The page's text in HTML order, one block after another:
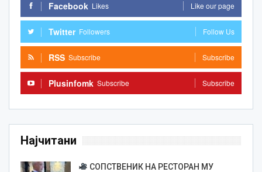
Facebook Likes Like our page
Twitter Followers Follow Us
RSS Subscribe Subscribe
Plusinfomk Subscribe Subscribe
Најчитани
СОПСТВЕНИК НА РЕСТОРАН МУ